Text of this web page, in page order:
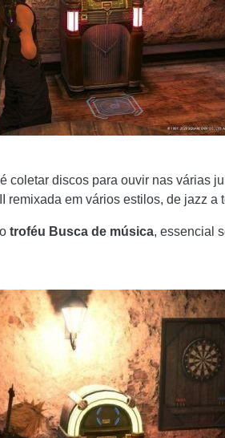
coletar discos para ouvir nas várias
em vários estilos, de jazz a
troféu Busca de música, essencial